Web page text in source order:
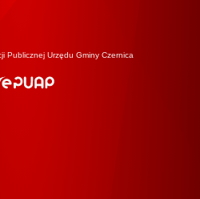
Publicznej Urzędu Gminy Czernica